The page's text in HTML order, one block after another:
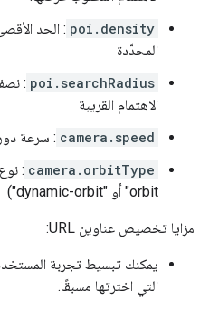
poi.density : الحد
المحدّدة
poi.searchRadius
:
الاهتمام القريبة
camera.speed : سرعة
camera.orbitType
orbit" أو "dynamic-orbit")
مزايا تخصيص عناوين URL:
يمكنك تبسيط تجربة
التي اخترتها مسبقًا.